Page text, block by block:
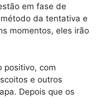
em fase de
da tentativa e
momentos, eles irão
positivo, com
e outros
Depois que os